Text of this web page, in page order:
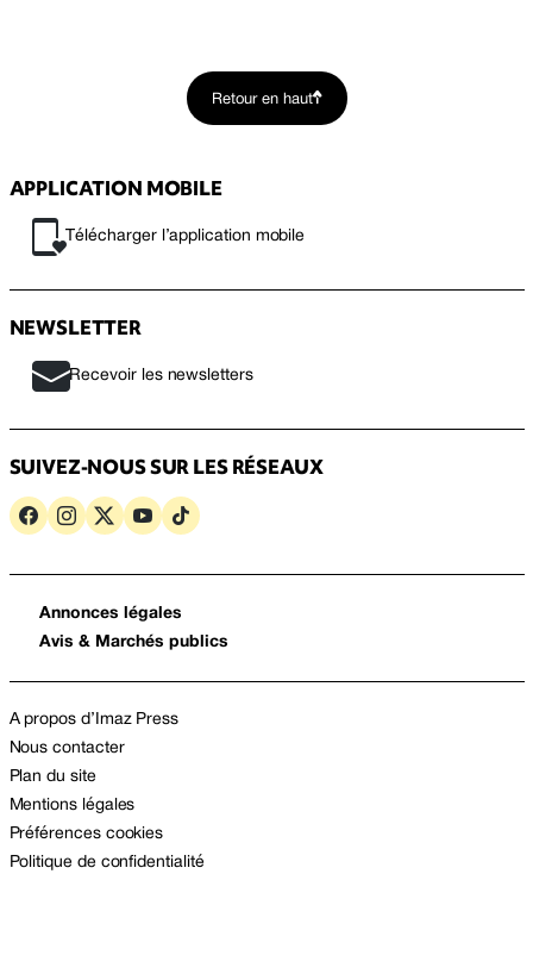
Retour en haut
APPLICATION MOBILE
Télécharger l’application mobile
NEWSLETTER
Recevoir les newsletters
SUIVEZ-NOUS SUR LES RÉSEAUX
Annonces légales
Avis & Marchés publics
A propos d’Imaz Press
Nous contacter
Plan du site
Mentions légales
Préférences cookies
Politique de confidentialité